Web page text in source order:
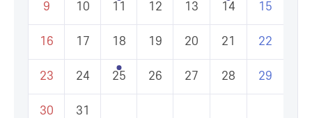
9 10 11 12 13 14 15
16 17 18 19 20 21 22
23 24 25 26 27 28 29
30 31